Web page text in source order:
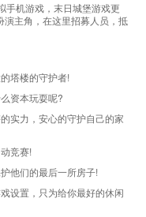
手机游戏，末日城堡游戏更
演主角，在这里招募人员，抵
塔楼的守护者!
资本玩耍呢?
实力，安心的守护自己的家
竞赛!
他们的最后一所房子!
设置，只为给你最好的休闲